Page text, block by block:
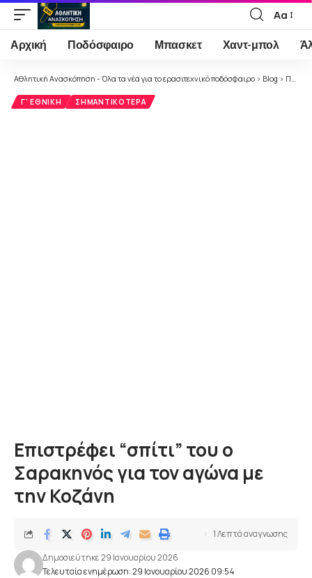
Font
Resizer
Αα
Αρχική Ποδόσφαιρο Μπασκετ Χαντ-μπολ
Αθλητική Ανασκόπηση - Όλα τα νέα για το ερασιτεχνικό ποδόσφαιρο > Blog > Ποδόσφαιρο
Γ' ΕΘΝΙΚΉ ΣΗΜΑΝΤΙΚΌΤΕΡΑ
Επιστρέφει “σπίτι” του ο
Σαρακηνός για τον αγώνα με
την Κοζάνη
Τελευταία ενημέρωση: 29 Ιανουαρίου 2026 09:54
Δημοσιεύτηκε 29 Ιανουαρίου 2026
1 Λεπτά αναγνωσης